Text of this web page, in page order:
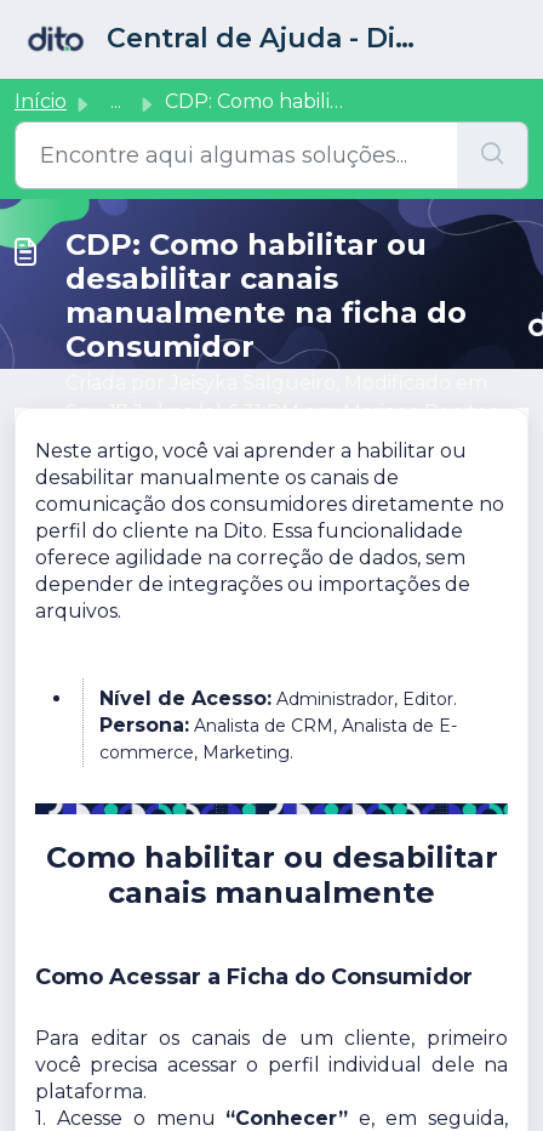
Central de Ajuda - Dito CRM
Início ... CDP: Como habilitar ou desabilitar canais manualmente na ...
CDP: Como habilitar ou
desabilitar canais
manualmente na ficha do
Consumidor
Sex, 17 Jul na (o) 6:31 PM por Mariana Benites
Neste artigo, você vai aprender a habilitar ou
desabilitar manualmente os canais de
comunicação dos consumidores diretamente no
perfil do cliente na Dito. Essa funcionalidade
oferece agilidade na correção de dados, sem
depender de integrações ou importações de
arquivos.
Nível de Acesso: Administrador, Editor.
Persona: Analista de CRM, Analista de E-
commerce, Marketing.
Como habilitar ou desabilitar
canais manualmente
Como Acessar a Ficha do Consumidor
Para editar os canais de um cliente, primeiro
você precisa acessar o perfil individual dele na
plataforma.
1. Acesse o menu “Conhecer” e, em seguida,